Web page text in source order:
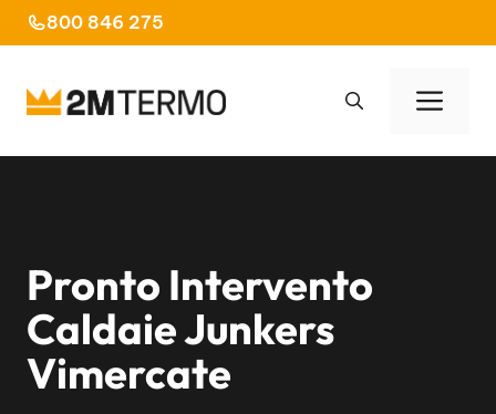
al
800 846 275
Pronto Intervento
Caldaie Junkers
Vimercate